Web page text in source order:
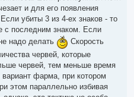
и для его появления
убиты 3 из 4-ех знаков - то
с последним знаком. Если
надо делать
Скорость
червей, которые
червей, тем меньше время
фарма, при котором
этом параллельно избивая